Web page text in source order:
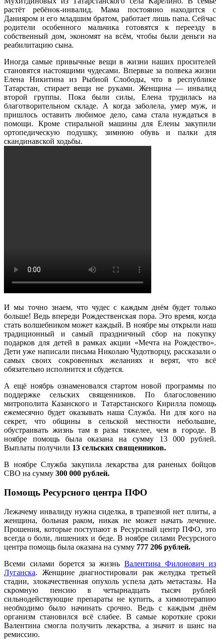
растёт ребёнок-инвалид. Мама постоянно находится с
Данияром и его младшим братом, работает лишь папа. Сейчас
родители особенного мальчика готовятся к переезду в
собственный дом, экономят на всём, чтобы были деньги на
реабилитацию сына.
Иногда самые привычные вещи в жизни наших просителей
становятся настоящими чудесами. Впервые за полвека жизни
Елена Никитина из Рыбной Слободы, что в республике
Татарстан, стирает вещи не руками. Женщина — инвалид
второй группы. Пока были силы, Елена трудилась на
благотворительном складе. А когда заболела, умер муж, и
пришлось оставить любимое дело, сама стала нуждаться в
помощи. Кроме стиральной машины для Елены закупили
ортопедическую подушку, зимнюю обувь и палки для
скандинавской ходьбы.
И мы точно знаем, что чудес с каждым днём будет только
больше! Ведь впереди Рождественская пора. Это время, когда
стать волшебником может каждый. В ноябре мы открыли наш
традиционный и самый праздничный сбор на покупку
подарков для детей в рамках акции «Мечта на Рождество».
Дети уже написали письма Николаю Чудотворцу, рассказали о
самых своих сокровенных желаниях и верят, что всё
обязательно исполнится и сбудется.
А ещё ноябрь ознаменовался стартом новой программы по
поддержке сельских священников. По благословению
митрополита Казанского и Татарстанского Кирилла помощь
ежемесячно будет оказывать наша Служба. Ни для кого на
секрет, что общины в сельской местности небольшие,
обустраивать жизнь там в разы тяжелее, чем в городе. В
ноябре помощь была оказана на сумму 13 000 рублей.
Выплаты получили 13 сельских священников.
В ноябре Служба закупила лекарства для раненых бойцов
СВО на сумму 300 000 рублей.
Помощь Ресурсного центра ПФО
Лежачему инвалиду нужна сиделка, в трапезной нет плиты, а
женщина, больная раком, никак не может начать лечение.
Прошения, которые поступают в Ресурсный центр ПФО, это
всегда о боли, лишениях и беде. В ноябре силами Ресурсного
центра помощь была оказана на сумму 777 206 рублей.
Всеми силами борется за жизньВалентина Филонович из
Луганска. Женщине диагностировали рак желудка третьей
стадии, злокачественная опухоль успела дать метастазы. На
скромную пенсию в четырнадцать тысяч рублей
сильнодействующие препараты не купить, а химиотерапию
необходимо было начинать срочно. Ведь с каждым днём
организм становился всё слабее. В самые короткие сроки
Валентина смогла получить лекарства, а значит и шанс на
ремиссию.